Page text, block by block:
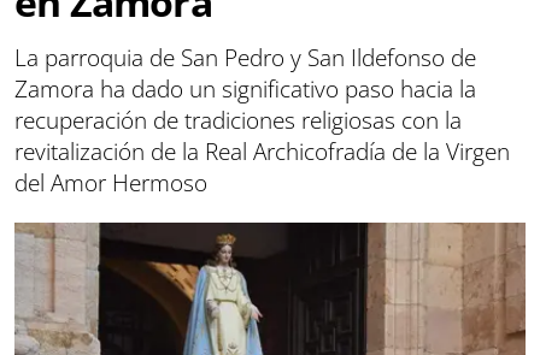
La parroquia de San Pedro y San Ildefonso de
Zamora ha dado un significativo paso hacia la
recuperación de tradiciones religiosas con la
revitalización de la Real Archicofradía de la Virgen
del Amor Hermoso